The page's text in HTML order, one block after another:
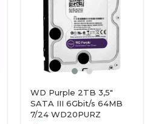
WD Purple 2TB 3,5"
SATA III 6Gbit/s 64MB
7/24 WD20PURZ